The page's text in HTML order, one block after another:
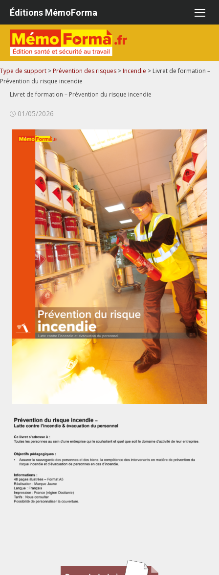
Aller
contenu
Éditions MémoForma
Type de support > Prévention des risques > Incendie > Livret de formation –
Prévention du risque incendie
Livret de formation – Prévention du risque incendie
Publié01/05/2026